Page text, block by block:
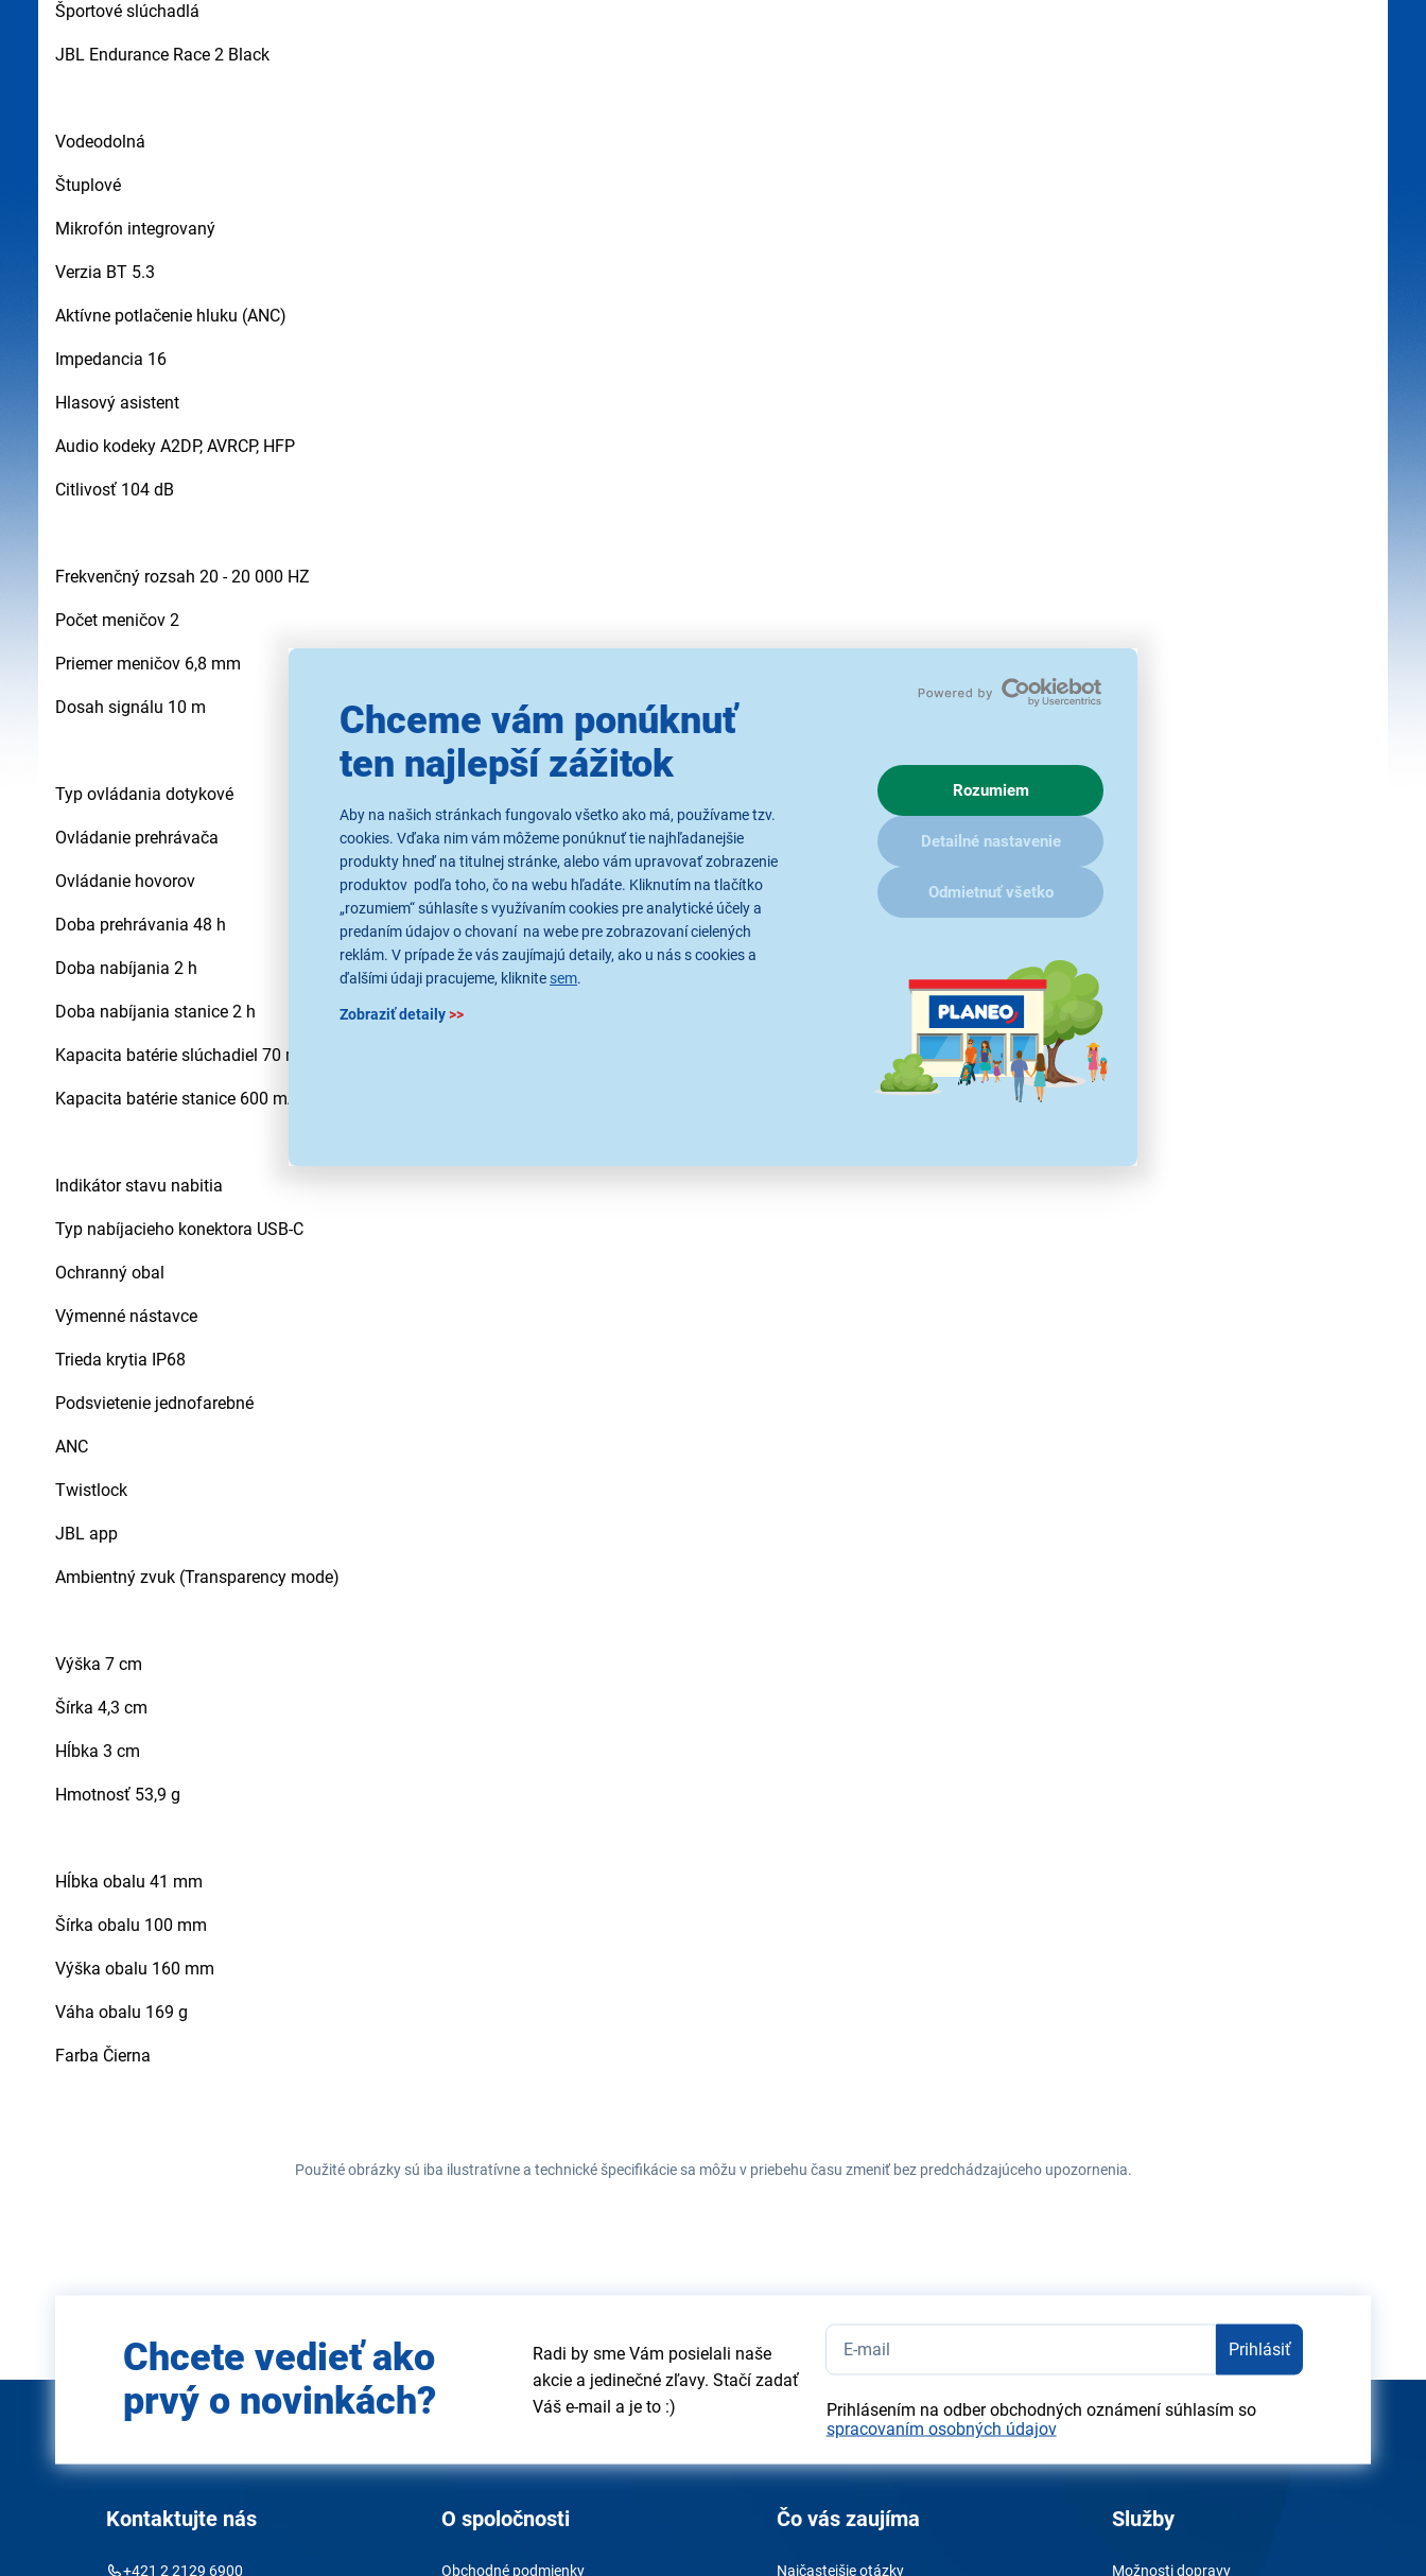
Chceme vám ponúknuť
ten najlepší zážitok
Aby na našich stránkach fungovalo všetko ako má, používame tzv.
cookies. Vďaka nim vám môžeme ponúknuť tie najhľadanejšie
produkty hneď na titulnej stránke, alebo vám upravovať zobrazenie
produktov podľa toho, čo na webu hľadáte. Kliknutím na tlačítko
„rozumiem“ súhlasíte s využívaním cookies pre analytické účely a
predaním údajov o chovaní na webe pre zobrazovaní cielených
reklám. V prípade že vás zaujímajú detaily, ako u nás s cookies a
ďalšími údaji pracujeme, kliknite sem.
Zobraziť detaily>>
Rozumiem
Detailné nastavenie
Odmietnuť všetko
Športové slúchadlá
JBL Endurance Race 2 Black
Vodeodolná
Štuplové
Mikrofón integrovaný
Verzia BT 5.3
Aktívne potlačenie hluku (ANC)
Impedancia 16
Hlasový asistent
Audio kodeky A2DP, AVRCP, HFP
Citlivosť 104 dB
Frekvenčný rozsah 20 - 20 000 HZ
Počet meničov 2
Priemer meničov 6,8 mm
Dosah signálu 10 m
Typ ovládania dotykové
Ovládanie prehrávača
Ovládanie hovorov
Doba prehrávania 48 h
Doba nabíjania 2 h
Doba nabíjania stanice 2 h
Kapacita batérie slúchadiel 70 mAh
Kapacita batérie stanice 600 mAh
Indikátor stavu nabitia
Typ nabíjacieho konektora USB-C
Ochranný obal
Výmenné nástavce
Trieda krytia IP68
Podsvietenie jednofarebné
ANC
Twistlock
JBL app
Ambientný zvuk (Transparency mode)
Výška 7 cm
Šírka 4,3 cm
Hĺbka 3 cm
Hmotnosť 53,9 g
Hĺbka obalu 41 mm
Šírka obalu 100 mm
Výška obalu 160 mm
Váha obalu 169 g
Farba Čierna
Použité obrázky sú iba ilustratívne a technické špecifikácie sa môžu v priebehu času zmeniť bez predchádzajúceho upozornenia.
e-mail
Chcete vedieť ako
prvý o novinkách?
Radi by sme Vám posielali naše
akcie a jedinečné zľavy. Stačí zadať
Váš e-mail a je to :)
Prihlásiť
Prihlásením na odber obchodných oznámení súhlasím so
spracovaním osobných údajov
Kontaktujte nás
+421 2 2129 6900
O spoločnosti
Obchodné podmienky
Čo vás zaujíma
Najčastejšie otázky
Služby
Možnosti dopravy